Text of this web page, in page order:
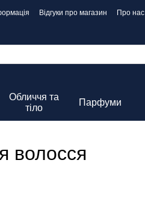
Відгуки про магазин Про нас
Обличчя та
тіло
Парфуми
волосся